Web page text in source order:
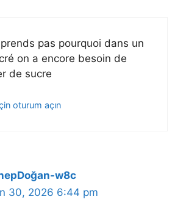
pas pourquoi dans un
on a encore besoin de
de sucre
oturum açın
w8c
30, 2026 6:44 pm